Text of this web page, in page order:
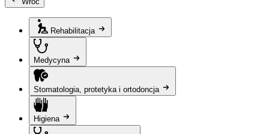
Rehabilitacja
Medycyna
Stomatologia, protetyka i ortodoncja
Higiena